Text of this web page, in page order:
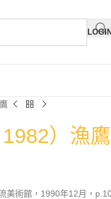
）漁鷹
美術館，1990年12月，